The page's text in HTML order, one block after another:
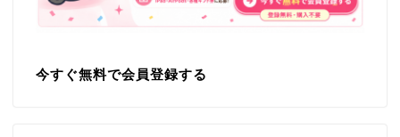
今すぐ無料で会員登録する